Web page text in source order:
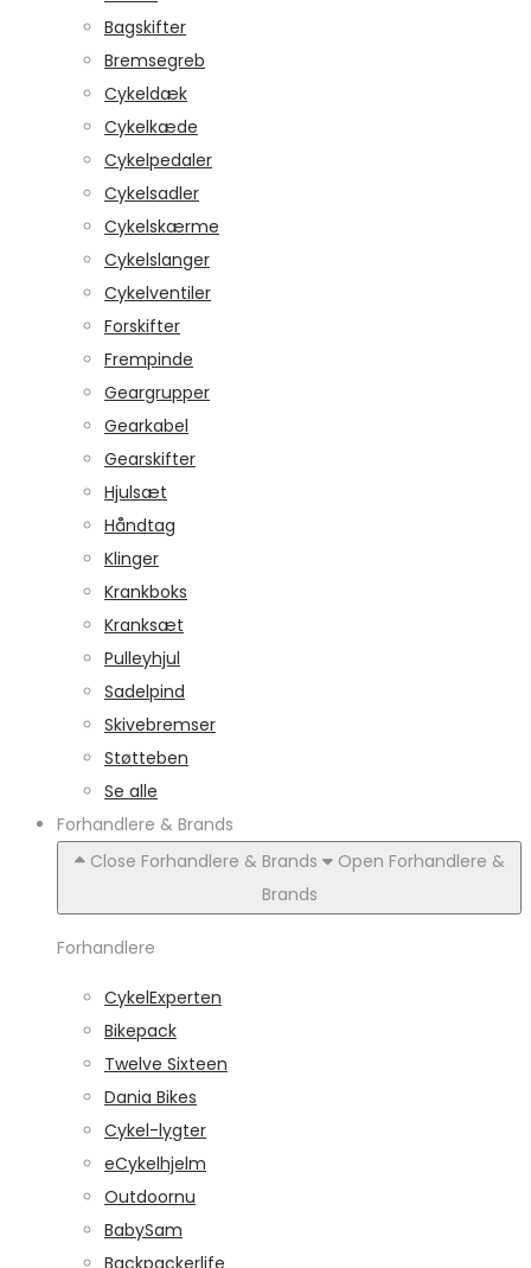
Bagskifter
Bremsegreb
Cykeldæk
Cykelkæde
Cykelpedaler
Cykelsadler
Cykelskærme
Cykelslanger
Cykelventiler
Forskifter
Frempinde
Geargrupper
Gearkabel
Gearskifter
Hjulsæt
Håndtag
Klinger
Krankboks
Kranksæt
Pulleyhjul
Sadelpind
Skivebremser
Støtteben
Se alle
Forhandlere & Brands
Close Forhandlere & Brands
Open Forhandlere &
Brands
Forhandlere
CykelExperten
Bikepack
Twelve Sixteen
Dania Bikes
Cykel-lygter
eCykelhjelm
Outdoornu
BabySam
Backpackerlife